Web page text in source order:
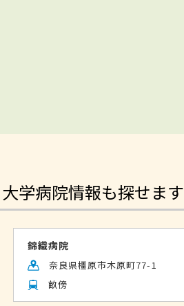
学病院情報も探せます
錦織病院
奈良県橿原市木原町77-1
畝傍